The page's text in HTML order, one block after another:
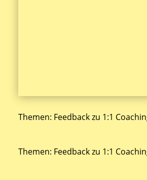
Themen: Feedback zu 1:1
Themen: Feedback zu 1:1